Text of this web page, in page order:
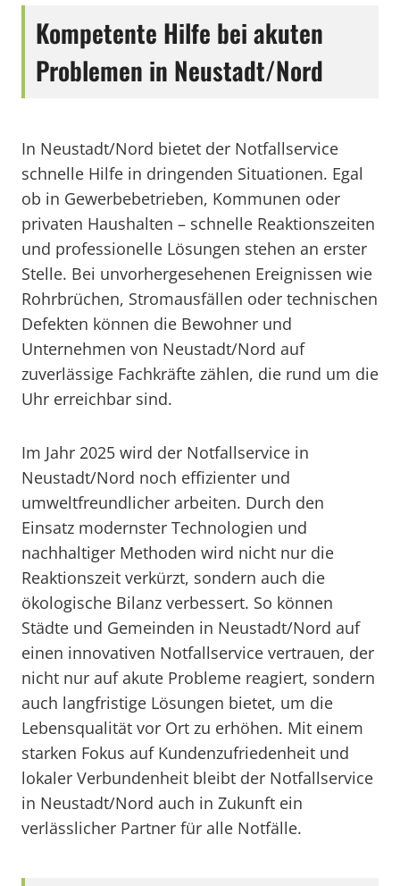
Kompetente Hilfe bei akuten
Problemen in Neustadt/Nord
In Neustadt/Nord bietet der Notfallservice
schnelle Hilfe in dringenden Situationen. Egal
ob in Gewerbebetrieben, Kommunen oder
privaten Haushalten – schnelle Reaktionszeiten
und professionelle Lösungen stehen an erster
Stelle. Bei unvorhergesehenen Ereignissen wie
Rohrbrüchen, Stromausfällen oder technischen
Defekten können die Bewohner und
Unternehmen von Neustadt/Nord auf
zuverlässige Fachkräfte zählen, die rund um die
Uhr erreichbar sind.
Im Jahr 2025 wird der Notfallservice in
Neustadt/Nord noch effizienter und
umweltfreundlicher arbeiten. Durch den
Einsatz modernster Technologien und
nachhaltiger Methoden wird nicht nur die
Reaktionszeit verkürzt, sondern auch die
ökologische Bilanz verbessert. So können
Städte und Gemeinden in Neustadt/Nord auf
einen innovativen Notfallservice vertrauen, der
nicht nur auf akute Probleme reagiert, sondern
auch langfristige Lösungen bietet, um die
Lebensqualität vor Ort zu erhöhen. Mit einem
starken Fokus auf Kundenzufriedenheit und
lokaler Verbundenheit bleibt der Notfallservice
in Neustadt/Nord auch in Zukunft ein
verlässlicher Partner für alle Notfälle.